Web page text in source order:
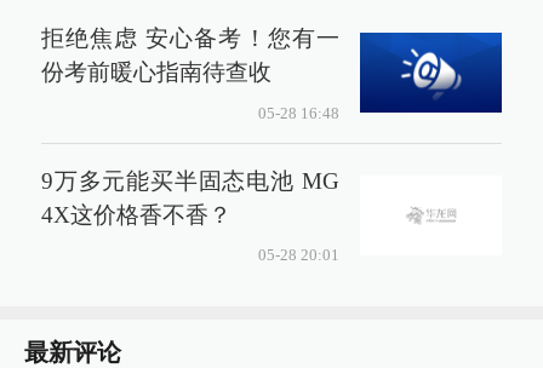
拒绝焦虑 安心备考！您有一
份考前暖心指南待查收
05-28 16:48
9万多元能买半固态电池 MG
4X这价格香不香？
05-28 20:01
最新评论